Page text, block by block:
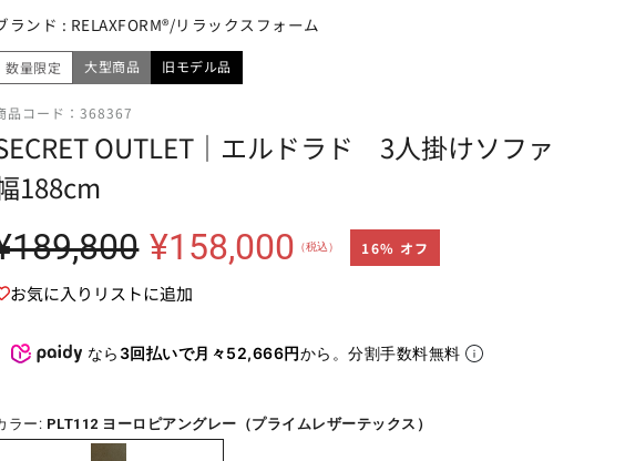
お問い合わせ
ランド : RELAXFORM®/リラックスフォーム
数量限定 大型商品 旧モデル品
品コード：368367
OUTLET｜エルドラド 3人掛けソファ
188cm
¥158,000 （税込） 16% オフ
価格
通常価格
お気に入りリストに追加
なら 3回払いで月々52,666円から。分割手数料無料
ラー: PLT112 ヨーロピアングレー（プライムレザーテックス）